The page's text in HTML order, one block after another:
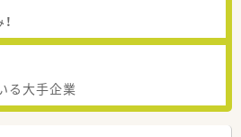
る大手企業